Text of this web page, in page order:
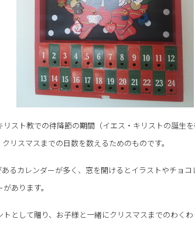
スト教での待降節の期間（イエス・キリストの誕生
リスマスまでの日数を数えるためのものです。
るカレンダーが多く、窓を開けるとイラストやチョ
あります。
として贈り、お子様と一緒にクリスマスまでのわくわ